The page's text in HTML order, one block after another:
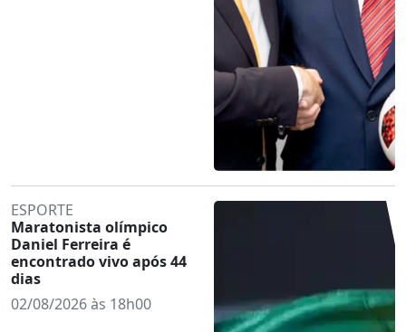
ESPORTE
Maratonista olímpico
Daniel Ferreira é
encontrado vivo após 44
dias
02/08/2026 às 18h00